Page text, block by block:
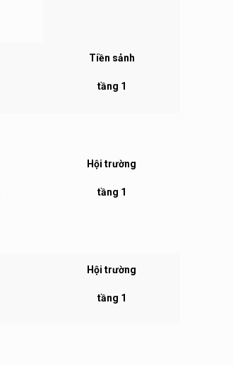
Tiền sảnh
tầng 1
Hội trường
tầng 1
Hội trường
tầng 1